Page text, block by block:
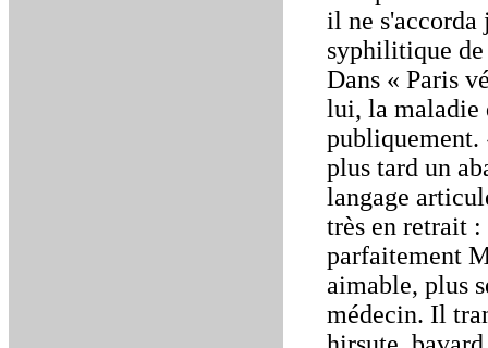
il ne s'accorda
syphilitique
Dans « Paris
lui, la maladie
publiquement.
plus tard un
langage
très en retrait
parfaitement
aimable, plus
médecin. Il